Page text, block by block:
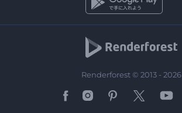
Renderforest © 2013 - 2026